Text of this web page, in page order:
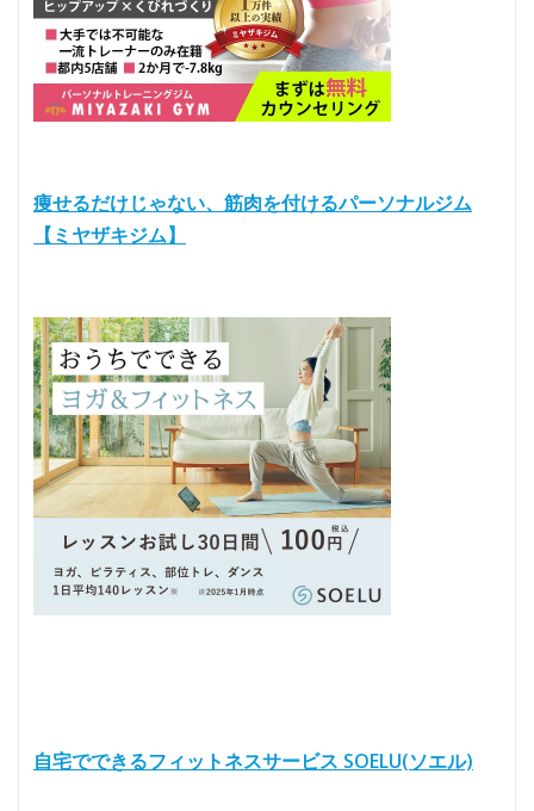
痩せるだけじゃない、筋肉を付けるパーソナルジム
【ミヤザキジム】
自宅でできるフィットネスサービス SOELU(ソエル)